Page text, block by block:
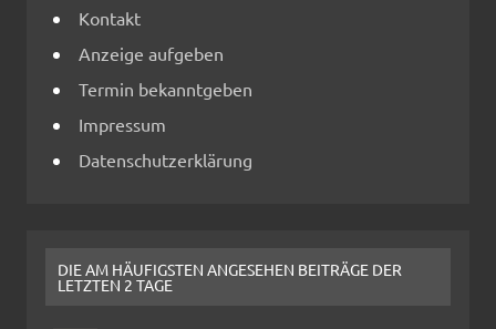
Kontakt
Anzeige aufgeben
Termin bekanntgeben
Impressum
Datenschutzerklärung
DIE AM HÄUFIGSTEN ANGESEHEN BEITRÄGE DER
LETZTEN 2 TAGE